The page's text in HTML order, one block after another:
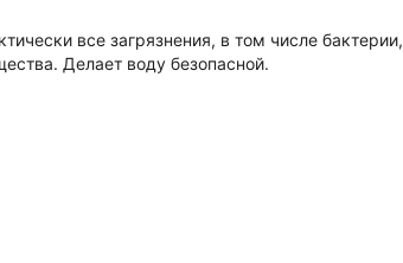
все загрязнения, в том числе бактерии,
Делает воду безопасной.